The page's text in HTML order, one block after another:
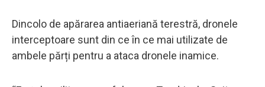
Dincolo de apărarea antiaeriană terestră, dronele
interceptoare sunt din ce în ce mai utilizate de
ambele părți pentru a ataca dronele inamice.